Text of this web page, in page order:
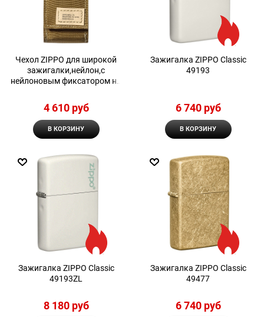
Чехол ZIPPO для широкой
зажигалки,нейлон,с
нейлоновым фиксатором на
4 610 руб
В КОРЗИНУ
Зажигалка ZIPPO Classic
49193
6 740 руб
В КОРЗИНУ
Зажигалка ZIPPO Classic
49193ZL
8 180 руб
Зажигалка ZIPPO Classic
49477
6 740 руб